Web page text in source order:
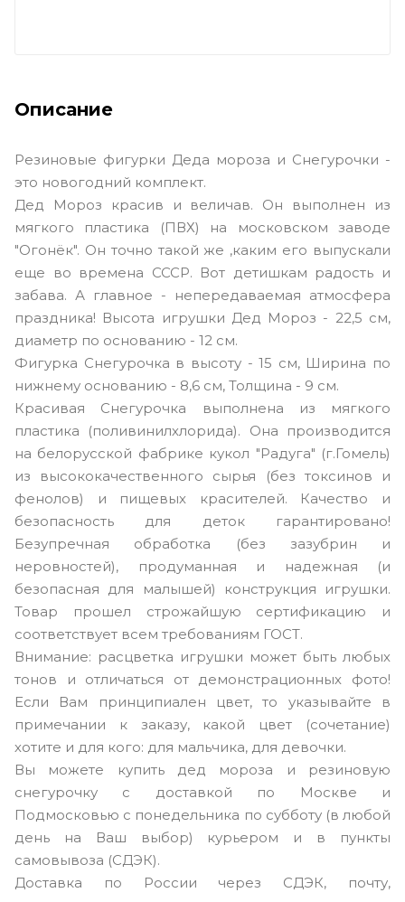
Описание
Резиновые фигурки Деда мороза и Снегурочки -
это новогодний комплект.
Дед Мороз красив и величав. Он выполнен из
мягкого пластика (ПВХ) на московском заводе
"Огонёк". Он точно такой же ,каким его выпускали
еще во времена СССР. Вот детишкам радость и
забава. А главное - непередаваемая атмосфера
праздника! Высота игрушки Дед Мороз - 22,5 см,
диаметр по основанию - 12 см.
Фигурка Снегурочка в высоту - 15 см, Ширина по
нижнему основанию - 8,6 см, Толщина - 9 см.
Красивая Снегурочка выполнена из мягкого
пластика (поливинилхлорида). Она производится
на белорусской фабрике кукол "Радуга" (г.Гомель)
из высококачественного сырья (без токсинов и
фенолов) и пищевых красителей. Качество и
безопасность для деток гарантировано!
Безупречная обработка (без зазубрин и
неровностей), продуманная и надежная (и
безопасная для малышей) конструкция игрушки.
Товар прошел строжайшую сертификацию и
соответствует всем требованиям ГОСТ.
Внимание: расцветка игрушки может быть любых
тонов и отличаться от демонстрационных фото!
Если Вам принципиален цвет, то указывайте в
примечании к заказу, какой цвет (сочетание)
хотите и для кого: для мальчика, для девочки.
Вы можете купить дед мороза и резиновую
снегурочку с доставкой по Москве и
Подмосковью с понедельника по субботу (в любой
день на Ваш выбор) курьером и в пункты
самовывоза (СДЭК).
Доставка по России через СДЭК, почту,